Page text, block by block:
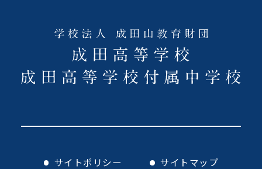
サイトポリシー サイトマップ